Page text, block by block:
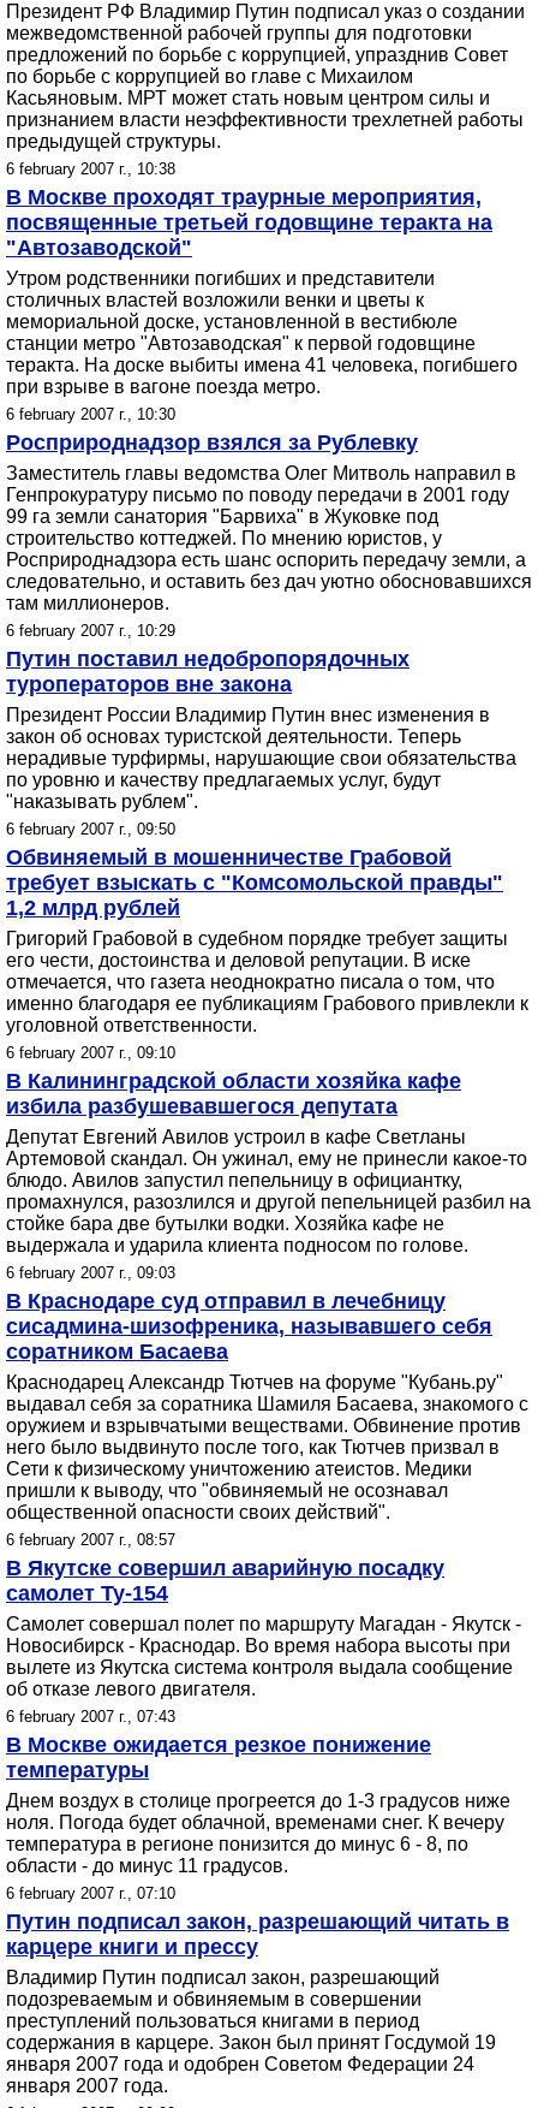
Президент РФ Владимир Путин подписал указ о создании
межведомственной рабочей группы для подготовки
предложений по борьбе с коррупцией, упразднив Совет
по борьбе с коррупцией во главе с Михаилом
Касьяновым. МРТ может стать новым центром силы и
признанием власти неэффективности трехлетней работы
предыдущей структуры.
6 february 2007 г., 10:38
В Москве проходят траурные мероприятия,
посвященные третьей годовщине теракта на
"Автозаводской"
Утром родственники погибших и представители
столичных властей возложили венки и цветы к
мемориальной доске, установленной в вестибюле
станции метро "Автозаводская" к первой годовщине
теракта. На доске выбиты имена 41 человека, погибшего
при взрыве в вагоне поезда метро.
6 february 2007 г., 10:30
Росприроднадзор взялся за Рублевку
Заместитель главы ведомства Олег Митволь направил в
Генпрокуратуру письмо по поводу передачи в 2001 году
99 га земли санатория "Барвиха" в Жуковке под
строительство коттеджей. По мнению юристов, у
Росприроднадзора есть шанс оспорить передачу земли, а
следовательно, и оставить без дач уютно обосновавшихся
там миллионеров.
6 february 2007 г., 10:29
Путин поставил недобропорядочных
туроператоров вне закона
Президент России Владимир Путин внес изменения в
закон об основах туристской деятельности. Теперь
нерадивые турфирмы, нарушающие свои обязательства
по уровню и качеству предлагаемых услуг, будут
"наказывать рублем".
6 february 2007 г., 09:50
Обвиняемый в мошенничестве Грабовой
требует взыскать с "Комсомольской правды"
1,2 млрд рублей
Григорий Грабовой в судебном порядке требует защиты
его чести, достоинства и деловой репутации. В иске
отмечается, что газета неоднократно писала о том, что
именно благодаря ее публикациям Грабового привлекли к
уголовной ответственности.
6 february 2007 г., 09:10
В Калининградской области хозяйка кафе
избила разбушевавшегося депутата
Депутат Евгений Авилов устроил в кафе Светланы
Артемовой скандал. Он ужинал, ему не принесли какое-то
блюдо. Авилов запустил пепельницу в официантку,
промахнулся, разозлился и другой пепельницей разбил на
стойке бара две бутылки водки. Хозяйка кафе не
выдержала и ударила клиента подносом по голове.
6 february 2007 г., 09:03
В Краснодаре суд отправил в лечебницу
сисадмина-шизофреника, называвшего себя
соратником Басаева
Краснодарец Александр Тютчев на форуме "Кубань.ру"
выдавал себя за соратника Шамиля Басаева, знакомого с
оружием и взрывчатыми веществами. Обвинение против
него было выдвинуто после того, как Тютчев призвал в
Сети к физическому уничтожению атеистов. Медики
пришли к выводу, что "обвиняемый не осознавал
общественной опасности своих действий".
6 february 2007 г., 08:57
В Якутске совершил аварийную посадку
самолет Ту-154
Самолет совершал полет по маршруту Магадан - Якутск -
Новосибирск - Краснодар. Во время набора высоты при
вылете из Якутска система контроля выдала сообщение
об отказе левого двигателя.
6 february 2007 г., 07:43
В Москве ожидается резкое понижение
температуры
Днем воздух в столице прогреется до 1-3 градусов ниже
ноля. Погода будет облачной, временами снег. К вечеру
температура в регионе понизится до минус 6 - 8, по
области - до минус 11 градусов.
6 february 2007 г., 07:10
Путин подписал закон, разрешающий читать в
карцере книги и прессу
Владимир Путин подписал закон, разрешающий
подозреваемым и обвиняемым в совершении
преступлений пользоваться книгами в период
содержания в карцере. Закон был принят Госдумой 19
января 2007 года и одобрен Советом Федерации 24
января 2007 года.